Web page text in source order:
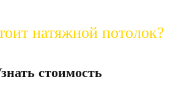
натяжной потолок?
стоимость